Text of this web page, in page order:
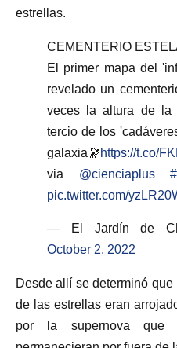
estrellas.
CEMENTERIO
El primer mapa del
revelado un
veces la altura de la
tercio de los
galaxia🔭 https://t.co/
via @cienciaplus
pic.twitter.com/
— El Jardín de
October 2, 2022
Desde allí se determinó que
de las estrellas eran
por la supernova que